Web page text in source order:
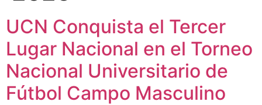
UCN Conquista el Tercer
Lugar Nacional en el Torneo
Nacional Universitario de
Fútbol Campo Masculino